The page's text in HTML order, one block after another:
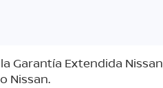
Garantía Extendida
Nissan.